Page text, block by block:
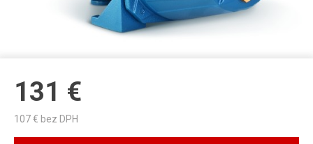
131 €
107€ bez DPH